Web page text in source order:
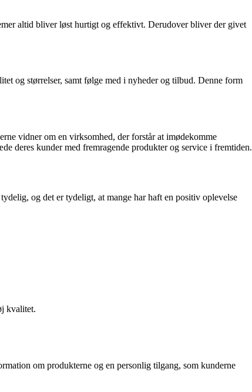
altid bliver løst hurtigt og effektivt. Derudover bliver der givet
og størrelser, samt følge med i nyheder og tilbud. Denne form
vidner om en virksomhed, der forstår at imødekomme
deres kunder med fremragende produkter og service i fremtiden.
og det er tydeligt, at mange har haft en positiv oplevelse
kvalitet.
om produkterne og en personlig tilgang, som kunderne